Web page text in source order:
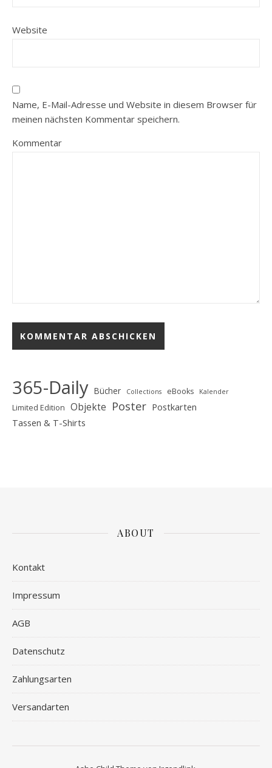
Website
Name, E-Mail-Adresse und Website in diesem Browser für
meinen nächsten Kommentar speichern.
Kommentar
365-Daily Bücher Collections eBooks Kalender
Limited Edition Objekte Poster Postkarten
Tassen & T-Shirts
ABOUT
Kontakt
Impressum
AGB
Datenschutz
Zahlungsarten
Versandarten